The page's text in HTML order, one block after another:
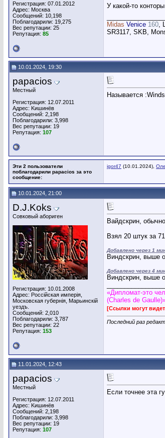
Регистрация: 07.01.2012
Адрес: Москва
Сообщений: 10,198
Поблагодарили: 19,275
Вес репутации: 25
Репутация: 85
У какой-то
Midas Venice 160,
SR3117, SKB,
10.01.2024, 19:30
papacios
Местный
Регистрация: 12.07.2011
Адрес: Kишинёв
Сообщений: 2,198
Поблагодарили: 3,998
Вес репутации: 19
Репутация: 107
Называется
Эти 2 пользователи
поблагодарили papacios за это
сообщение:
igor47 (10.01.2024),
10.01.2024, 21:00
D.J.Koks
Совковый абориген
Регистрация: 10.01.2008
Адрес: Россiйская имперiя,
Московская губернiя, Марьинскiй
уездъ.
Сообщений: 2,010
Поблагодарили: 3,787
Вес репутации: 22
Репутация: 153
Вайдскрин,
Взял 20 штук за
Добавлено через 1
Виндскрин, выше
Добавлено через 4
Виндскрин, выше
«Дипломат-это
(Charles de
[Ссылки могут
Последний раз
11.01.2024, 12:43
papacios
Местный
Регистрация: 12.07.2011
Адрес: Kишинёв
Сообщений: 2,198
Поблагодарили: 3,998
Вес репутации: 19
Репутация: 107
Если точнее эта